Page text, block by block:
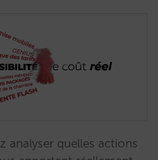
analyser quelles actions